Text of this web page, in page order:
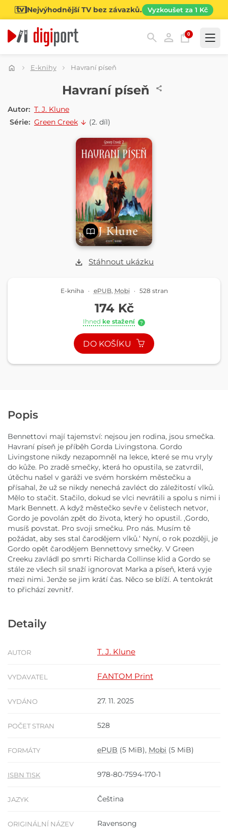
Nejvýhodnější TV bez závazků. Vyzkoušet za 1 Kč
0
Kategorie
E-knihy Havraní píseň
Stáhnout ukázku
Havraní píseň
Autor: T. J. Klune
Série: Green Creek (2. díl)
E-kniha · ePUB, Mobi · 528 stran
174 Kč
Ihned ke stažení ?
DO KOŠÍKU
Popis
Bennettovi mají tajemství: nejsou jen rodina, jsou smečka.
Havraní píseň je příběh Gorda Livingstona. Gordo
Livingstone nikdy nezapomněl na lekce, které se mu vryly
do kůže. Po zradě smečky, která ho opustila, se zatvrdil,
útěchu našel v garáži ve svém horském městečku a
přísahal, že už se nikdy nenechá zavléct do záležitostí vlků.
Mělo to stačit. Stačilo, dokud se vlci nevrátili a spolu s nimi i
Mark Bennett. A když městečko sevře v čelistech netvor,
Gordo je povolán zpět do života, který ho opustil. ,Gordo,
musíš povstat. Pro svoji smečku. Pro nás. Musím tě
požádat, aby ses stal čarodějem vlků.‘ Nyní, o rok později, je
Gordo opět čarodějem Bennettovy smečky. V Green
Creeku zavládl po smrti Richarda Collinse klid a Gordo se
stále ze všech sil snaží ignorovat Marka a píseň, která vyje
mezi nimi. Jenže se jim krátí čas. Něco se blíží. A tentokrát
to přichází zevnitř.
Detaily
AUTOR T. J. Klune
VYDAVATEL FANTOM Print
VYDÁNO 27. 11. 2025
POČET STRAN 528
FORMÁTY ePUB (5 MiB), Mobi (5 MiB)
ISBN TISK 978-80-7594-170-1
JAZYK Čeština
ORIGINÁLNÍ NÁZEV Ravensong